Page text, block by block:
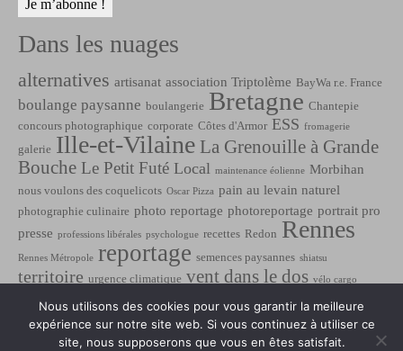
Dans les nuages
alternatives artisanat association Triptolème BayWa r.e. France
boulange paysanne boulangerie Bretagne Chantepie
concours photographique corporate Côtes d'Armor ESS fromagerie
galerie Ille-et-Vilaine La Grenouille à Grande
Bouche Le Petit Futé Local maintenance éolienne Morbihan
nous voulons des coquelicots Oscar Pizza pain au levain naturel
photographie culinaire photo reportage photoreportage portrait pro
presse professions libérales psychologue recettes Redon Rennes
Rennes Métropole reportage semences paysannes shiatsu
territoire urgence climatique vent dans le dos vélo cargo
énergies renouvelables éolien évènementiel
Contact Mentions légales Protection des données Plan de site
Nous utilisons des cookies pour vous garantir la meilleure
expérience sur notre site web. Si vous continuez à utiliser ce
site, nous supposerons que vous en êtes satisfait.